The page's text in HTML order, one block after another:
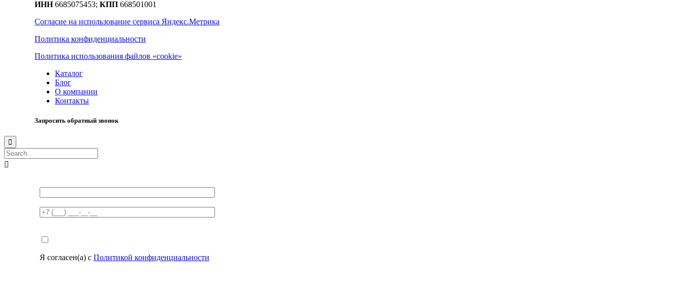
ИНН6685075453; КПП 668501001
Согласие на использование сервиса Яндекс.Метрика
Политика конфиденциальности
Политика использования файлов «cookie»
Каталог
Блог
О компании
Контакты
Запросить обратный звонок


Я согласен(а) с Политикой конфиденциальности